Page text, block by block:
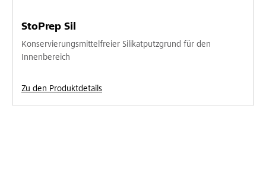
StoPrep Sil
Konservierungsmittelfreier Silikatputzgrund für den
Innenbereich
Zu den Produktdetails